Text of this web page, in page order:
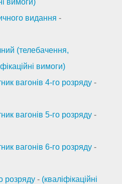
вимоги)
видання -
(телебачення,
вимоги)
вагонів 4-го розряду -
вагонів 5-го розряду -
вагонів 6-го розряду -
розряду - (кваліфікаційні